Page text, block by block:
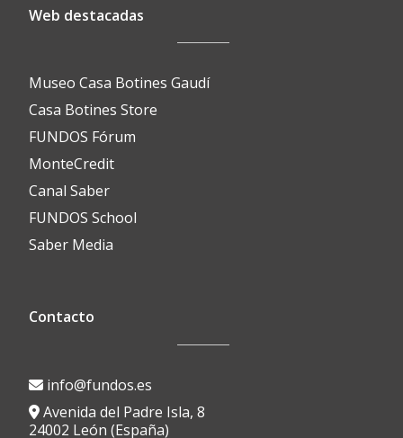
Web destacadas
Museo Casa Botines Gaudí
Casa Botines Store
FUNDOS Fórum
MonteCredit
Canal Saber
FUNDOS School
Saber Media
Contacto
info@fundos.es
Avenida del Padre Isla, 8
24002 León (España)